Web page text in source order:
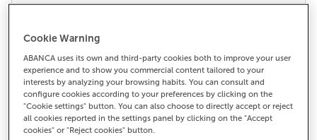
solicitar os Fondos Next
Generation da Unión
Europea para a miña
Cookie Warning
ABANCA uses its own and third-party cookies both to improve your user
experience and to show you commercial content tailored to your
interests by analyzing your browsing habits. You can consult and
configure cookies according to your preferences by clicking on the
"Cookie settings" button. You can also choose to directly accept or reject
all cookies reported in the settings panel by clicking on the "Accept
cookies" or "Reject cookies" button.